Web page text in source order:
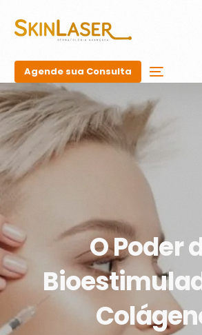
Agende sua Consulta
O Poder